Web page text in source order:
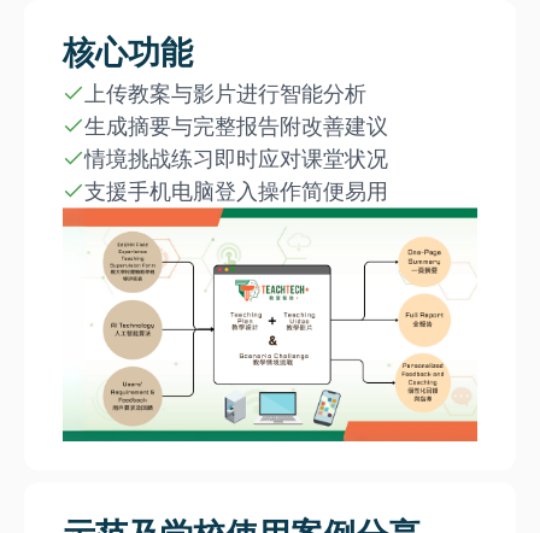
核心功能
上传教案与影片进行智能分析
生成摘要与完整报告附改善建议
情境挑战练习即时应对课堂状况
支援手机电脑登入操作简便易用